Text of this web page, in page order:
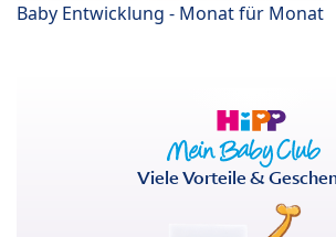
Baby Entwicklung - Monat für Monat
Viele Vorteile &